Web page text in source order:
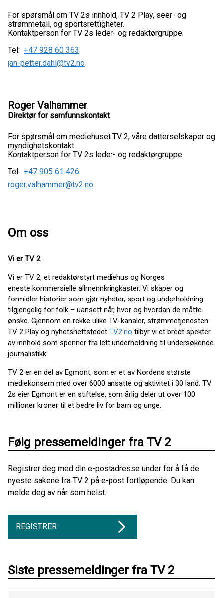
For spørsmål om TV 2s innhold, TV 2 Play, seer- og
strømmetall, og sportsrettigheter.
Kontaktperson for TV 2s leder- og redaktørgruppe.
Tel: +47 928 60 363
jan-petter.dahl@tv2.no
Roger Valhammer
Direktør for samfunnskontakt
For spørsmål om mediehuset TV 2, våre datterselskaper og
myndighetskontakt.
Kontaktperson for TV 2s leder- og redaktørgruppe.
Tel: +47 905 61 426
roger.valhammer@tv2.no
Om oss
Vi er TV 2
Vi er TV 2, et redaktørstyrt mediehus og Norges
eneste kommersielle allmennkringkaster. Vi skaper og
formidler historier som gjør nyheter, sport og underholdning
tilgjengelig for folk – uansett når, hvor og hvordan de måtte
ønske. Gjennom en rekke ulike TV-kanaler, strømmetjenesten
TV 2 Play og nyhetsnettstedet TV2.no tilbyr vi et bredt spekter
av innhold som spenner fra lett underholdning til undersøkende
journalistikk.
TV 2 er en del av Egmont, som er et av Nordens største
mediekonsern med over 6000 ansatte og aktivitet i 30 land. TV
2s eier Egmont er en stiftelse, som årlig deler ut over 100
millioner kroner til et bedre liv for barn og unge.
Følg pressemeldinger fra TV 2
Registrer deg med din e-postadresse under for å få de
nyeste sakene fra TV 2 på e-post fortløpende. Du kan
melde deg av når som helst.
REGISTRER
Siste pressemeldinger fra TV 2